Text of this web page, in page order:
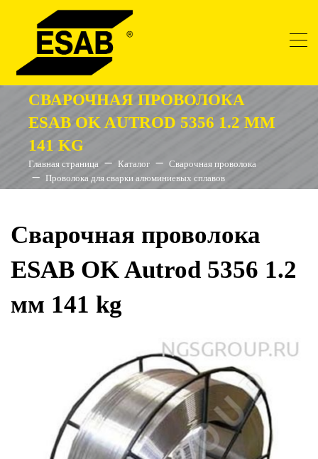
СВАРОЧНАЯ ПРОВОЛОКА
ESAB OK AUTROD 5356 1.2 ММ
141 KG
Главная страница Каталог
Сварочная проволока
Проволока для сварки алюминиевых сплавов
Сварочная проволока
ESAB OK Autrod 5356 1.2
мм 141 kg